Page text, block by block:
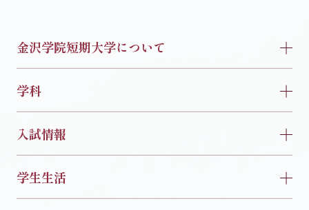
金沢学院短期大学について
学科
入試情報
学生生活